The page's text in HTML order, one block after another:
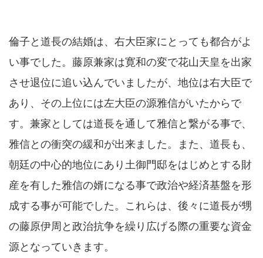
倫子と道長の結婚は、右大臣家にとっても都合がよ
い事でした。藤原兼家は寛和の変で花山天皇を出家
させ退位に追い込んでいましたが、地位は右大臣で
あり、その上位には左大臣の源雅信がいたからで
す。兼家としては道長を通して雅信と繋がる事で、
雅信との衝突の緩和が出来ました。また、道長も、
朝廷の中心的地位にあり土御門邸をはじめとする財
産を有した雅信の婿になる事で政治や経済基盤を形
成する事が可能でした。これらは、後々に道長が甥
の藤原伊周と政治抗争を繰り広げる際の重要な資金
源となっていきます。